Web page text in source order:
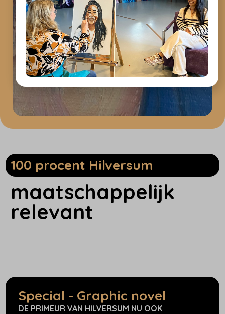
100 procent Hilversum
maatschappelijk
relevant
Special - Graphic novel
DE PRIMEUR VAN HILVERSUM NU OOK